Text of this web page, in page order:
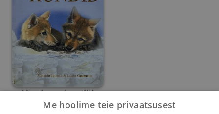
Me oleme hundid
Me hoolime teie privaatsusest